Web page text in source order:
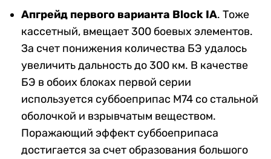
Апгрейд первого варианта Block IA. Тоже
кассетный, вмещает 300 боевых элементов.
За счет понижения количества БЭ удалось
увеличить дальность до 300 км. В качестве
БЭ в обоих блоках первой серии
используется суббоеприпас M74 со стальной
оболочкой и взрывчатым веществом.
Поражающий эффект суббоеприпаса
достигается за счет образования большого